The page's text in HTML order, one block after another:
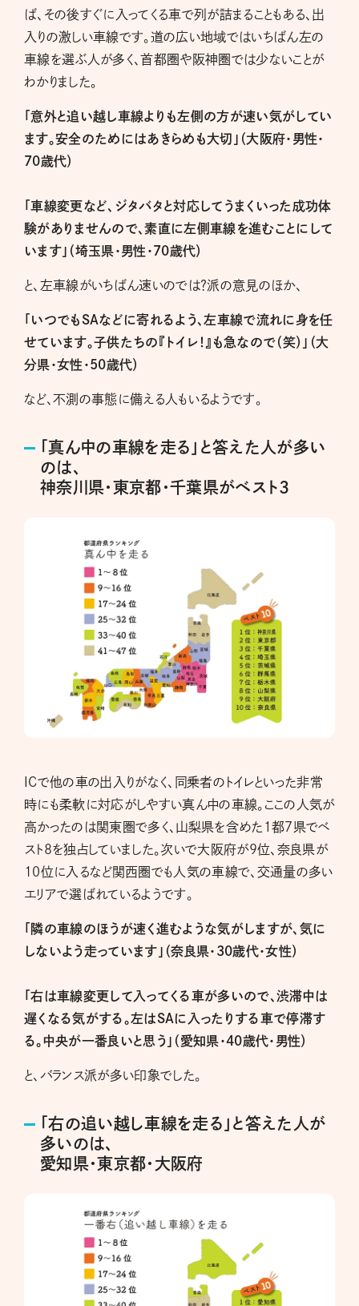
ば、その後すぐに入ってくる車で列が詰まることもある、出
入りの激しい車線です。道の広い地域ではいちばん左の
車線を選ぶ人が多く、首都圏や阪神圏では少ないことが
わかりました。
「意外と追い越し車線よりも左側の方が速い気がしてい
ます。安全のためにはあきらめも大切」（大阪府・男性・
70歳代）
「車線変更など、ジタバタと対応してうまくいった成功体
験がありませんので、素直に左側車線を進むことにして
います」（埼玉県・男性・70歳代）
と、左車線がいちばん速いのでは？派の意見のほか、
「いつでもSAなどに寄れるよう、左車線で流れに身を任
せています。子供たちの『トイレ！』も急なので（笑）」（大
分県・女性・50歳代）
など、不測の事態に備える人もいるようです。
「真ん中の車線を走る」と答えた人が多い
のは、
神奈川県・東京都・千葉県がベスト3
ICで他の車の出入りがなく、同乗者のトイレといった非常
時にも柔軟に対応がしやすい真ん中の車線。ここの人気が
高かったのは関東圏で多く、山梨県を含めた１都７県でベ
スト８を独占していました。次いで大阪府が９位、奈良県が
10位に入るなど関西圏でも人気の車線で、交通量の多い
エリアで選ばれているようです。
「隣の車線のほうが速く進むような気がしますが、気に
しないよう走っています」（奈良県・30歳代・女性）
「右は車線変更して入ってくる車が多いので、渋滞中は
遅くなる気がする。左はSAに入ったりする車で停滞す
る。中央が一番良いと思う」（愛知県・40歳代・男性）
と、バランス派が多い印象でした。
「右の追い越し車線を走る」と答えた人が
多いのは、
愛知県・東京都・大阪府